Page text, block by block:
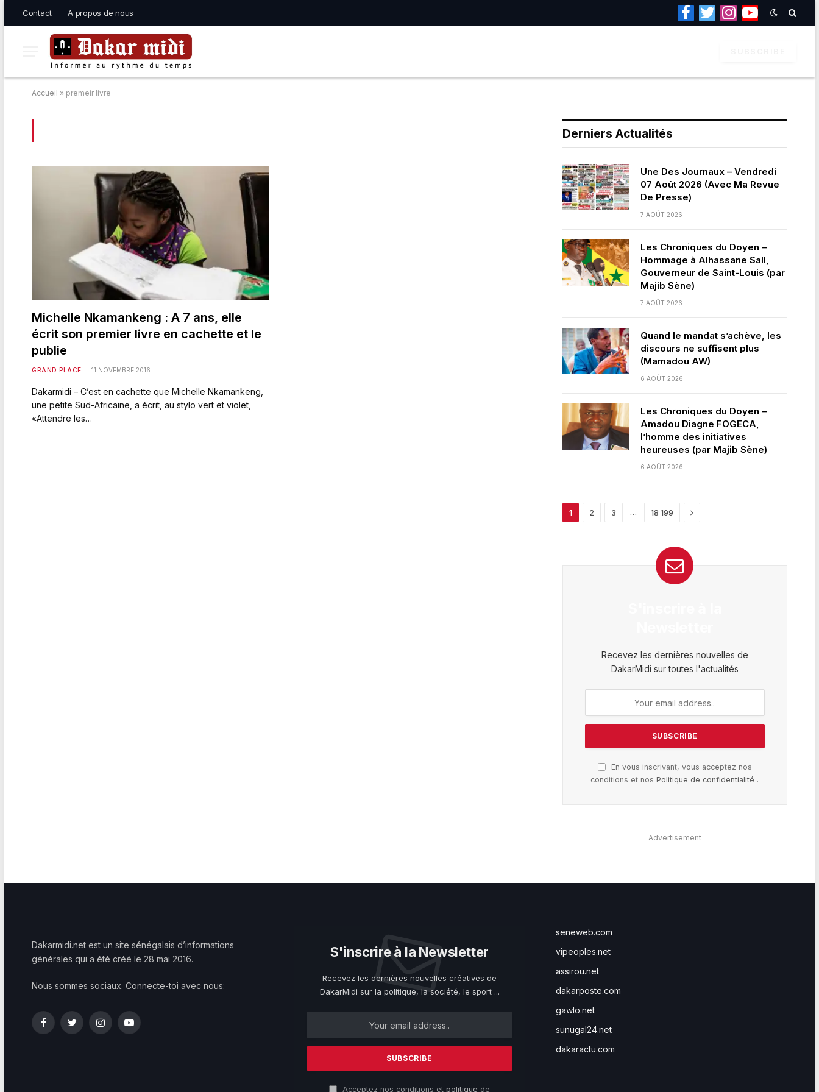
Contact A propos de nous
Facebook
TwitterInstagramYouTube
Accueil » premeir livre
Michelle Nkamankeng : A 7 ans, elle
écrit son premier livre en cachette et le
publie
GRAND PLACE 11 NOVEMBRE 2016
Dakarmidi – C’est en cachette que Michelle Nkamankeng,
une petite Sud-Africaine, a écrit, au stylo vert et violet,
«Attendre les…
Derniers Actualités
Une Des Journaux – Vendredi
07 Août 2026 (Avec Ma Revue
De Presse)
7 AOÛT 2026
Les Chroniques du Doyen –
Hommage à Alhassane Sall,
Gouverneur de Saint-Louis (par
Majib Sène)
7 AOÛT 2026
Quand le mandat s’achève, les
discours ne suffisent plus
(Mamadou AW)
6 AOÛT 2026
Les Chroniques du Doyen –
Amadou Diagne FOGECA,
l’homme des initiatives
heureuses (par Majib Sène)
6 AOÛT 2026
1 2 3 … 18 199 Next
Recevez les dernières nouvelles de
DakarMidi sur toutes l'actualités
En vous inscrivant, vous acceptez nos
conditions et nosPolitique de confidentialité .
Advertisement
Dakarmidi.net est un site sénégalais d’informations
générales qui a été créé le 28 mai 2016.
Nous sommes sociaux. Connecte-toi avec nous:
FacebookTwitterInstagramYouTube
S'inscrire à la Newsletter
Recevez les dernières nouvelles créatives de
DakarMidi sur la politique, la société, le sport ...
Acceptez nos conditions et politique de
seneweb.com
vipeoples.net
assirou.net
dakarposte.com
gawlo.net
sunugal24.net
dakaractu.com